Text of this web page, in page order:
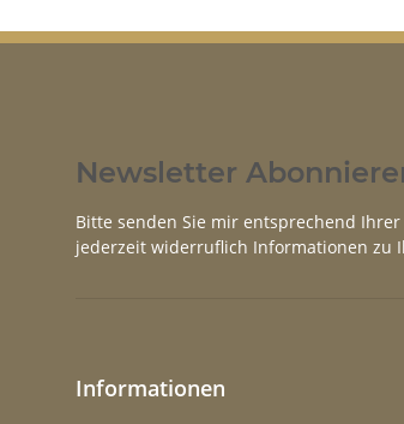
Newsletter
Bitte senden Sie mir entsprechend Ihrer
jederzeit widerruflich Informationen zu
Informationen